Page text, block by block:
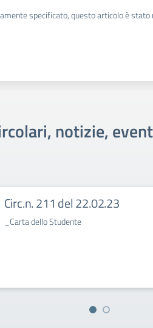
specificato, questo articolo è
notizie,
Circ.n. 211 del 22.02.23
_Carta dello Studente